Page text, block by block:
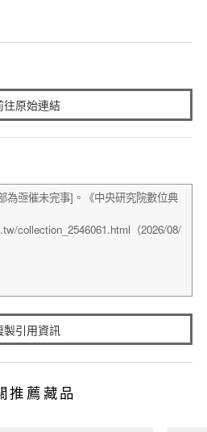
往原始連結
製引用資訊
推薦藏品